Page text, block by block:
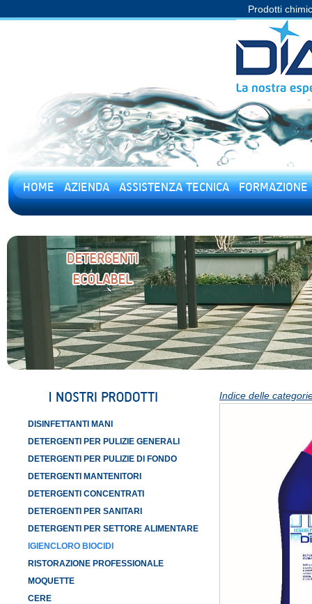
Prodotti
HOME AZIENDA ASSISTENZA TECNICA FORMAZIONE
DISINFETTANTI MANI
DETERGENTI PER PULIZIE GENERALI
DETERGENTI PER PULIZIE DI FONDO
DETERGENTI MANTENITORI
DETERGENTI CONCENTRATI
DETERGENTI PER SANITARI
DETERGENTI PER SETTORE ALIMENTARE
IGIENCLORO BIOCIDI
RISTORAZIONE PROFESSIONALE
MOQUETTE
CERE
Indice delle